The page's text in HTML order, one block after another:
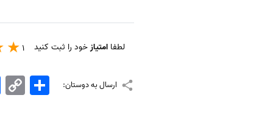
لطفا امتیازخود را ثبت کنید 1
ارسال به دوستان: Copy
Link
اشتراک